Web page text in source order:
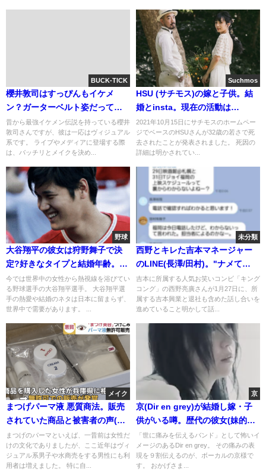
BUCK-TICK
櫻井敦司はすっぴんもイケメ
ン？ガーターベルト姿だって太
ももが美しい(画像)
昔から最強イケメン伝説を持っている櫻井
敦司さんですが、彼は一応はヴィジュアル
系です。 ライブやメディアに登場する際
は、バッチリとメイクを決め...
Suchmos
HSU (サチモス)の嫁と子供。結
婚とinsta。現在の活動は
vaundyやTAIKINGのｻﾎﾟｰﾄ
2021年10月15日にサチモスのホームペー
ジでベースのHSUさんが32歳の若さで死
去されたことが発表されました。 死因の
詳細は明かされてい...
野球
大谷翔平の彼女は狩野舞子で決
定?好きなタイプと結婚年齢。馴
れ初めと匂わせ集
今では世界中の女性から熱視線を浴びてい
る野球選手の大谷翔平選手。 大谷翔平選
手の熱愛や結婚のネタは日本に留まらず、
世界中で需要があります。 ...
未分類
西野とキレた吉本マネージャー
のLINE(長澤/田村)。"ナメて
る"退社?[画像]
吉本に所属する人気お笑いコンビ「キング
コング」の西野亮廣さんが1月27日に、所
属する吉本興業と退社も含めた話し合いを
進めていること明かして話...
メイク
まつげパーマ液 悪質商法。販売
されていた商品と被害者の声(画
像)
まつげのパーマといえば、一昔前は女性だ
けの文化でありましたが、ここ近年はヴィ
ジュアル系男子や水商売をする男性にも利
用者は増えました。 特に自...
京
京(Dir en grey)が結婚し嫁・子
供がいる噂。歴代の彼女(妹的存
在？)画像
「世に痛みを伝えるバンド」として怖いイ
メージのあるDir en grey。 その痛みの表
現を９割伝えるのが、ボーカルの京様で
す。 おかげさま...